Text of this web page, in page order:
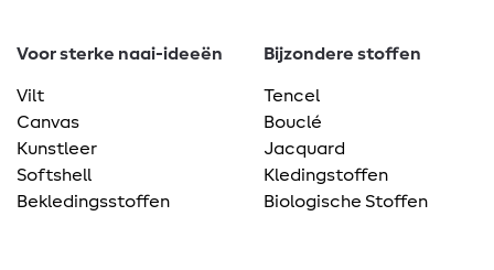
Voor sterke naai-ideeën
Vilt
Canvas
Kunstleer
Softshell
Bekledingsstoffen
Bijzondere stoffen
Tencel
Bouclé
Jacquard
Kledingstoffen
Biologische Stoffen